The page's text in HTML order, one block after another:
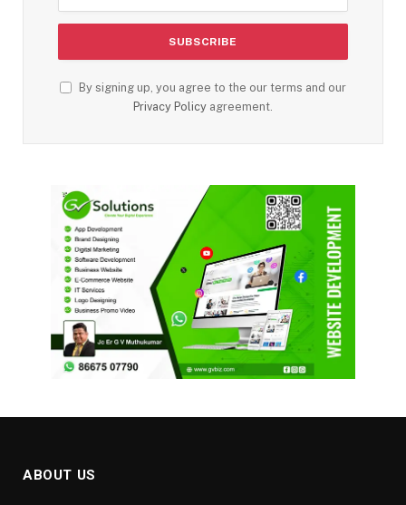
By signing up, you agree to the our terms and our
Privacy Policy agreement.
ABOUT US